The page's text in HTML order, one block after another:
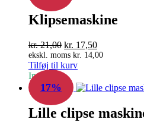
Klipsemaskine
kr.21,00 Den
oprindelige
pris
var:
kr. 21,00.
kr. 17,50Den
aktuelle
kr. 17,50.
ekskl. moms kr. 14,00
Tilføj til kurv
In Stock
17%
Lille clipse